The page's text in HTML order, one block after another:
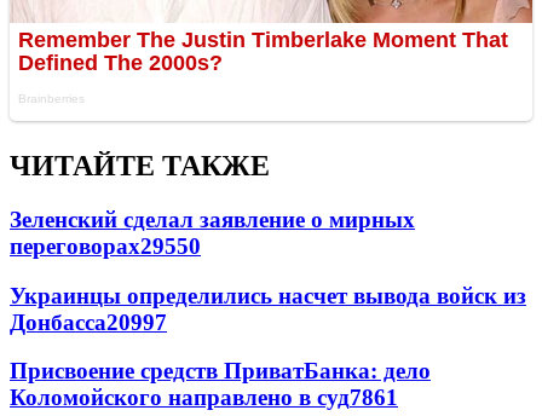
ЧИТАЙТЕ ТАКЖЕ
Зеленский сделал заявление о мирных
переговорах29550
Украинцы определились насчет вывода войск из
Донбасса20997
Присвоение средств ПриватБанка: дело
Коломойского направлено в суд7861